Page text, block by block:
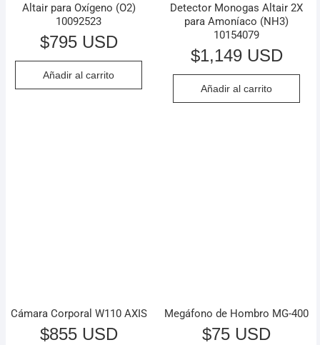
Altair para Oxígeno (O2)
10092523
$795 USD
Añadir al carrito
Detector Monogas Altair 2X
para Amoníaco (NH3)
10154079
$1,149 USD
Añadir al carrito
Cámara Corporal W110 AXIS
$855 USD
Megáfono de Hombro MG-400
$75 USD